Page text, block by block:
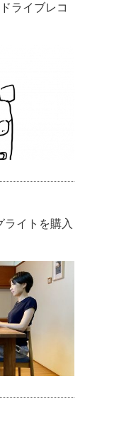
ライブレコ
ライトを購入